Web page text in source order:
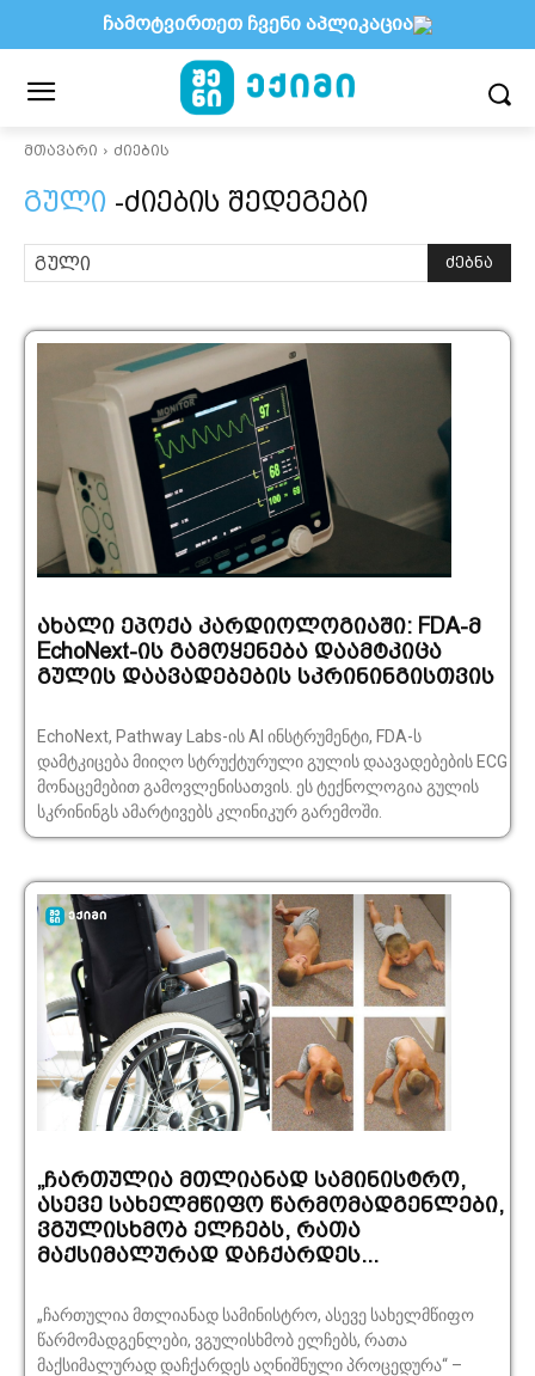
მთავარი ძიების
გული -ძიების შედეგები
ძებნა
ახალი ეპოქა კარდიოლოგიაში: FDA-მ
EchoNext-ის გამოყენება დაამტკიცა
გულის დაავადებების სკრინინგისთვის
EchoNext, Pathway Labs-ის AI ინსტრუმენტი, FDA-ს
დამტკიცება მიიღო სტრუქტურული გულის დაავადებების ECG
მონაცემებით გამოვლენისათვის. ეს ტექნოლოგია გულის
სკრინინგს ამარტივებს კლინიკურ გარემოში.
„ჩართულია მთლიანად სამინისტრო,
ასევე სახელმწიფო წარმომადგენლები,
ვგულისხმობ ელჩებს, რათა
მაქსიმალურად დაჩქარდეს...
„ჩართულია მთლიანად სამინისტრო, ასევე სახელმწიფო
წარმომადგენლები, ვგულისხმობ ელჩებს, რათა
მაქსიმალურად დაჩქარდეს აღნიშნული პროცედურა“ –
ჩამოტვირთეთ ჩვენი აპლიკაცია